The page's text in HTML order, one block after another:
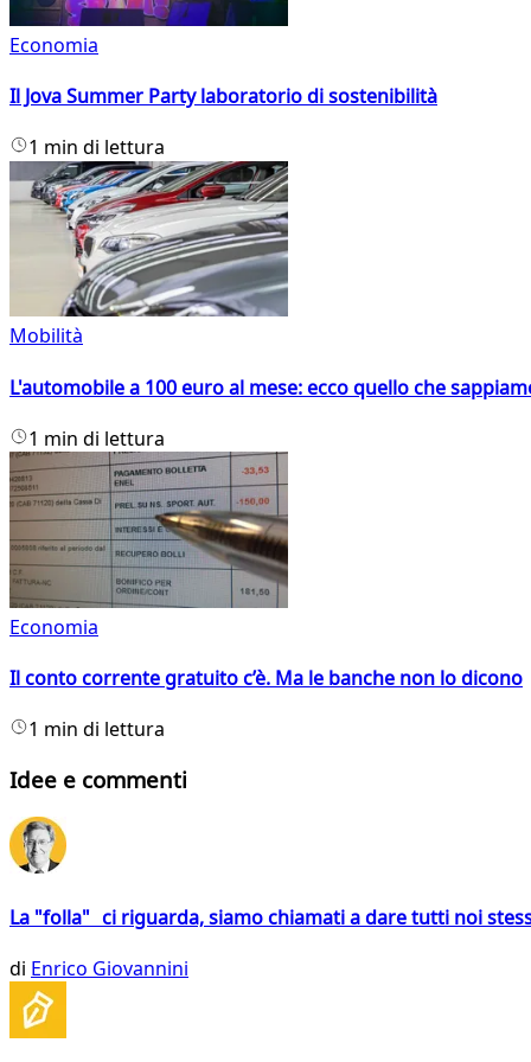
Economia
Il Jova Summer Party laboratorio di sostenibilità
1 min di lettura
Mobilità
L'automobile a 100 euro al mese: ecco quello che
1 min di lettura
Economia
Il conto corrente gratuito c’è. Ma le banche non lo dicono
1 min di lettura
Idee e commenti
La "folla" ci riguarda, siamo chiamati a dare tutti noi
di Enrico Giovannini